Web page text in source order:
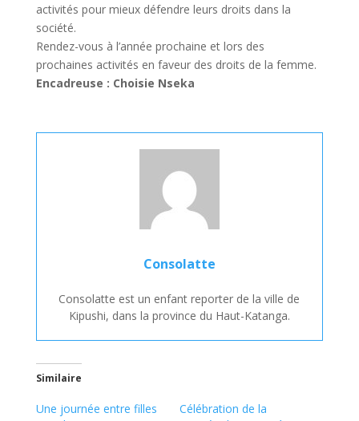
activités pour mieux défendre leurs droits dans la
société.
Rendez-vous à l’année prochaine et lors des
prochaines activités en faveur des droits de la femme.
Encadreuse : Choisie Nseka
Consolatte
Consolatte est un enfant reporter de la ville de
Kipushi, dans la province du Haut-Katanga.
Similaire
Une journée entre filles
Célébration de la